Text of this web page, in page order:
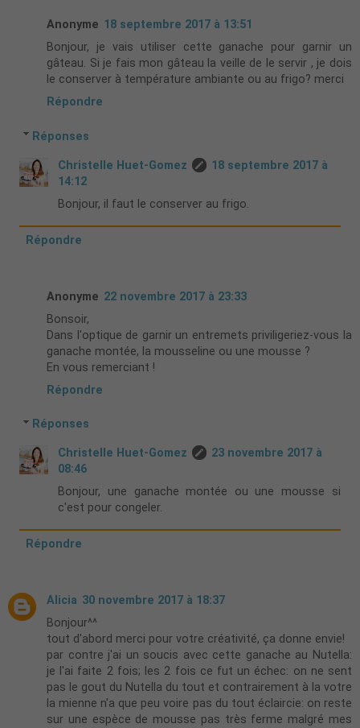
Anonyme 18 septembre 2017 à 13:51
Bonjour, je vais utiliser cette ganache pour garnir un
gâteau. Si je fais mon gâteau la veille de le servir , je dois
le conserver à température ambiante ou au frigo? merci
Répondre
Réponses
Christelle Huet-Gomez
18 septembre 2017 à
14:12
Bonjour, il faut le conserver au frigo.
Répondre
Anonyme 22 novembre 2017 à 23:33
Bonsoir,
Dans l'optique de garnir un entremets priviligeriez-vous la
ganache montée, la mousseline ou une mousse ?
En vous remerciant !
Répondre
Réponses
Christelle Huet-Gomez
23 novembre 2017 à
08:46
Bonjour, une ganache montée ou une mousse si
c'est pour congeler.
Répondre
Alicia 30 novembre 2017 à 18:37
Bonjour^^
tout d'abord merci pour votre créativité, ça donne envie!
par contre j'ai un soucis avec cette ganache au Nutella:
je l'ai faite 2 fois; les 2 fois ce fut un échec: on ne sent
pas le gout du Nutella du tout et contrairement à la votre
la mienne n'a que peu voire pas du tout éclaircie: on reste
sur une espèce de mousse pas très ferme malgré mes